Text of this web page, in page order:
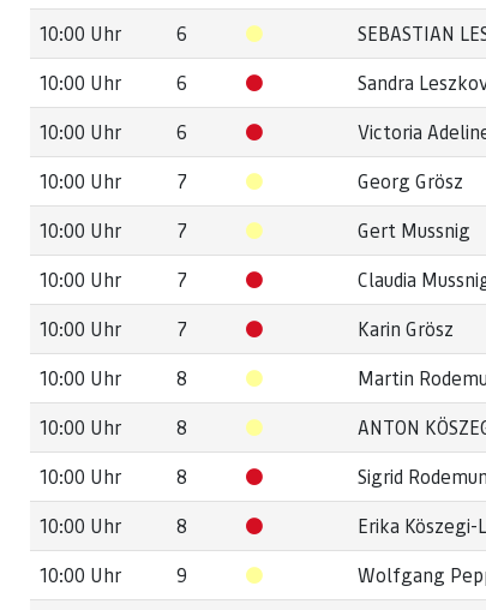
10:00 Uhr
6 SEBASTIAN
10:00 Uhr
6 Sandra
10:00 Uhr
6 Victoria
10:00 Uhr
7 Georg Grösz
10:00 Uhr
7 Gert Mussnig
10:00 Uhr
7 Claudia
10:00 Uhr
7 Karin Grösz
10:00 Uhr
8 Martin
10:00 Uhr
8 ANTON
10:00 Uhr
8 Sigrid
10:00 Uhr
8 Erika Köszegi-
10:00 Uhr
9 Wolfgang